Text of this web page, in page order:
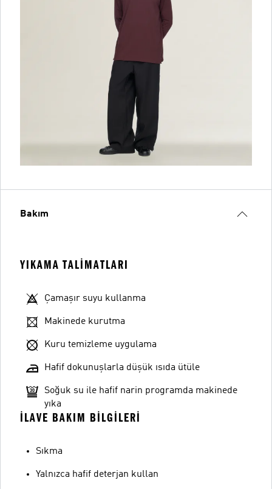
Bakım
YIKAMA TALIMATLARI
Çamaşır suyu kullanma
Makinede kurutma
Kuru temizleme uygulama
Hafif dokunuşlarla düşük ısıda ütüle
Soğuk su ile hafif narin programda makinede
yıka
İLAVE BAKIM BILGILERI
Sıkma
Yalnızca hafif deterjan kullan